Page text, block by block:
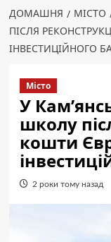
ДОМАШНЯ МІСТО
ПІСЛЯ
ІНВЕСТИЦІЙНОГО
Місто
У
школу
кошти
2 роки тому назад